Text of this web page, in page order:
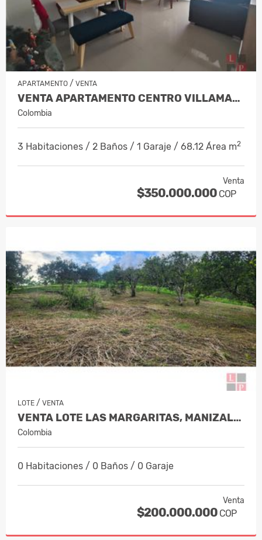
APARTAMENTO / VENTA
VENTA APARTAMENTO CENTRO VILLAMARÍA,…
Colombia
3 Habitaciones / 2 Baños / 1 Garaje / 68.12 Área m2
Venta
$350.000.000 COP
LOTE / VENTA
VENTA LOTE LAS MARGARITAS, MANIZALES…
Colombia
0 Habitaciones / 0 Baños / 0 Garaje
Venta
$200.000.000 COP